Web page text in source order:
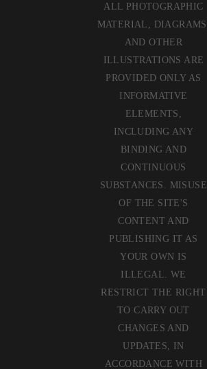
ALL PHOTOGRAPHIC
MATERIAL, DIAGRAMS,
AND OTHER
ILLUSTRATIONS ARE
PROVIDED ONLY AS
INFORMATIVE
ELEMENTS,
INCLUDING ANY
BINDING AND
CONTINUOUS
SUBSTANCES. MISUSE
OF THE SITE'S
CONTENT AND
PUBLISHING IT AS
YOUR OWN IS
ILLEGAL. WE
RESTRICT THE RIGHT
TO CARRY OUT
CHANGES AND
UPDATES, IN
ACCORDANCE WITH